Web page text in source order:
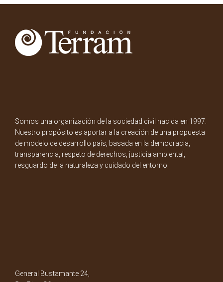
Somos una organización de la sociedad civil nacida en 1997.
Nuestro propósito es aportar a la creación de una propuesta
de modelo de desarrollo país, basada en la democracia,
transparencia, respeto de derechos, justicia ambiental,
resguardo de la naturaleza y cuidado del entorno.
General Bustamante 24,